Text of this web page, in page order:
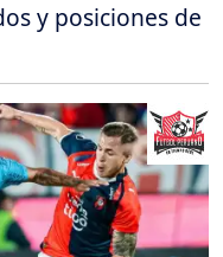
y posiciones de